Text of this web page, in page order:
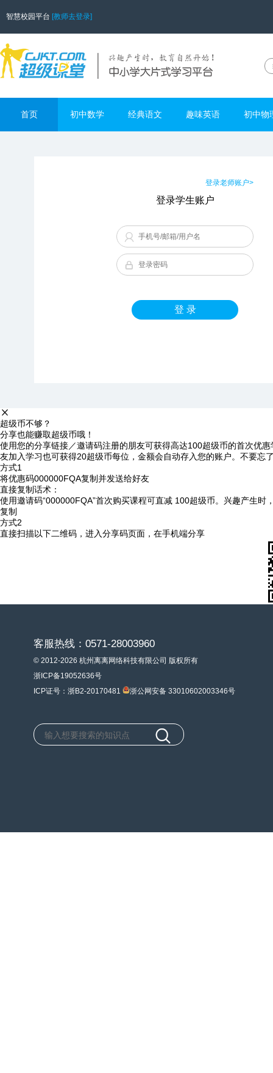
智慧校园平台 [教师去登录]
首页 初中数学 经典语文 趣味英语 初中物
登录老师账户>
登录学生账户
登 录
超级币不够？
分享也能赚取超级币哦！
使用您的分享链接／邀请码注册的朋友可获得高达100超级币的首次优
友加入学习也可获得20超级币每位，金额会自动存入您的账户。不要忘
方式1
将优惠码000000FQA复制并发送给好友
直接复制话术：
使用邀请码“000000FQA”首次购买课程可直减 100超级币。兴趣产生时
复制
方式2
直接扫描以下二维码，进入分享码页面，在手机端分享
客服热线：0571-28003960
© 2012-2026 杭州离离网络科技有限公司 版权所有
浙ICP备19052636号
ICP证号：浙B2-20170481
浙公网安备 33010602003346号